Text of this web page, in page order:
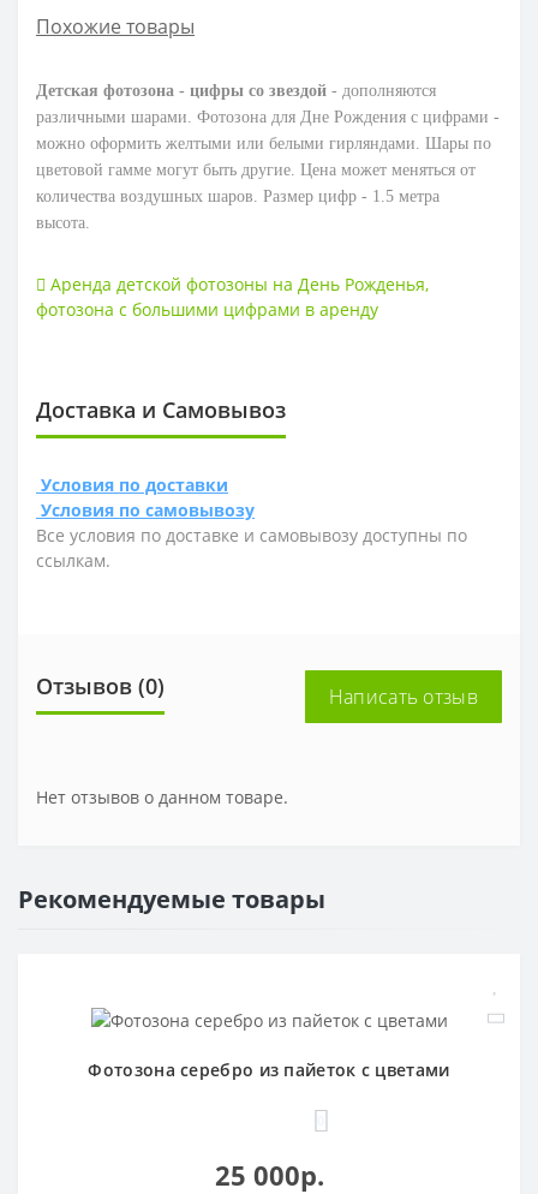
Похожие товары
Детская фотозона - цифры со звездой - дополняются
различными шарами. Фотозона для Дне Рождения с цифрами -
можно оформить желтыми или белыми гирляндами. Шары по
цветовой гамме могут быть другие. Цена может меняться от
количества воздушных шаров. Размер цифр - 1.5 метра
высота.
Аренда детской фотозоны на День Рожденья,
фотозона с большими цифрами в аренду
Доставка и Самовывоз
Условия по доставки
Условия по самовывозу
Все условия по доставке и самовывозу доступны по
ссылкам.
Отзывов (0) Написать отзыв
Нет отзывов о данном товаре.
Рекомендуемые товары
Фотозона серебро из пайеток с цветами
25 000р.